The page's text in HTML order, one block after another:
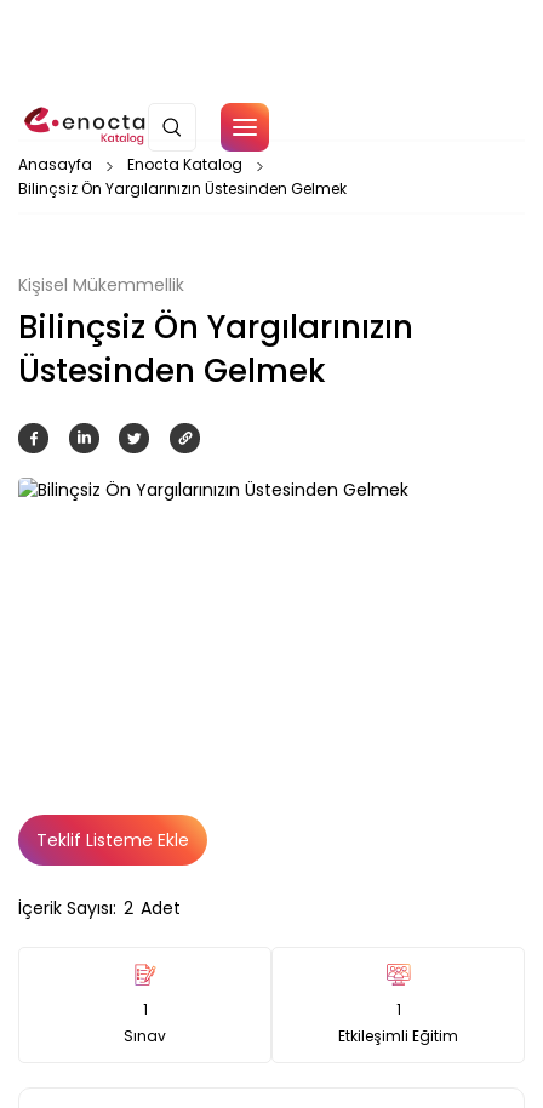
Çerez Politikamız
Anasayfa
Enocta Katalog
Bilinçsiz Ön Yargılarınızın Üstesinden Gelmek
Kişisel Mükemmellik
Bilinçsiz Ön Yargılarınızın
Üstesinden Gelmek
İçerik Sayısı: 2 Adet
1
Sınav
1
Etkileşimli Eğitim
Teklif Listeme Ekle